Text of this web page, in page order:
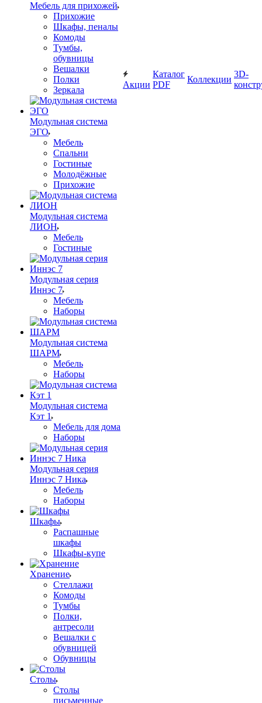
Мебель для прихожей
Прихожие
Шкафы, пеналы
Комоды
Тумбы,
обувницы
Вешалки
Полки
Зеркала
Модульная система
ЭГО
Мебель
Спальни
Гостиные
Молодёжные
Прихожие
Модульная система
ЛИОН
Мебель
Гостиные
Модульная серия
Иннэс 7
Мебель
Наборы
Модульная система
ШАРМ
Мебель
Наборы
Модульная система
Кэт 1
Мебель для дома
Наборы
Модульная серия
Иннэс 7 Ника
Мебель
Наборы
Шкафы
Распашные
шкафы
Шкафы-купе
Хранение
Стеллажи
Комоды
Тумбы
Полки,
антресоли
Вешалки с
обувницей
Обувницы
Столы
Столы
письменные
Акции
Каталог
PDF
Коллекции
3D-